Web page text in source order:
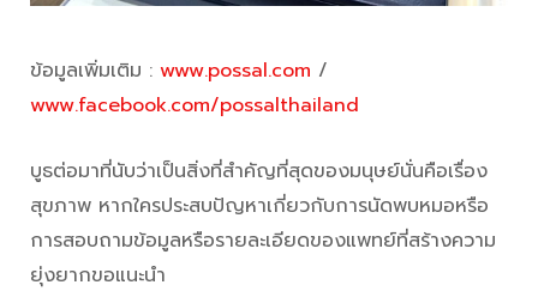
ข้อมูลเพิ่มเติม : www.possal.com /
www.facebook.com/possalthailand
บูธต่อมาที่นับว่าเป็นสิ่งที่สำคัญที่สุดของมนุษย์นั่นคือเรื่อง
สุขภาพ หากใครประสบปัญหาเกี่ยวกับการนัดพบหมอหรือ
การสอบถามข้อมูลหรือรายละเอียดของแพทย์ที่สร้างความ
ยุ่งยากขอแนะนำ